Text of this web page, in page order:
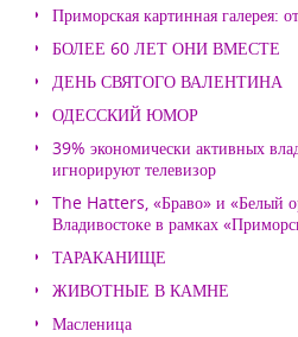
Приморская картинная галерея:
БОЛЕЕ 60 ЛЕТ ОНИ ВМЕСТЕ
ДЕНЬ СВЯТОГО ВАЛЕНТИНА
ОДЕССКИЙ ЮМОР
39% экономически активных
игнорируют телевизор
The Hatters, «Браво» и «Белый
Владивостоке в рамках
ТАРАКАНИЩЕ
ЖИВОТНЫЕ В КАМНЕ
Масленица